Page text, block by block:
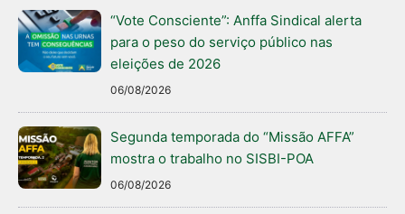
“Vote Consciente”: Anffa Sindical alerta
para o peso do serviço público nas
eleições de 2026
06/08/2026
Segunda temporada do “Missão AFFA”
mostra o trabalho no SISBI-POA
06/08/2026